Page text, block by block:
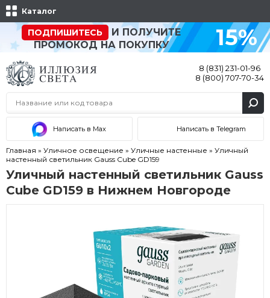
Каталог
ПОДПИШИТЕСЬ
И ПОЛУЧИТЕ
ПРОМОКОД НА ПОКУПКУ
15%
8 (831) 231-01-96
8 (800) 707-70-34
Написать в Max Написать в Telegram
Главная » Уличное освещение » Уличные настенные » Уличный
настенный светильник Gauss Cube GD159
Уличный настенный светильник Gauss
Cube GD159 в Нижнем Новгороде